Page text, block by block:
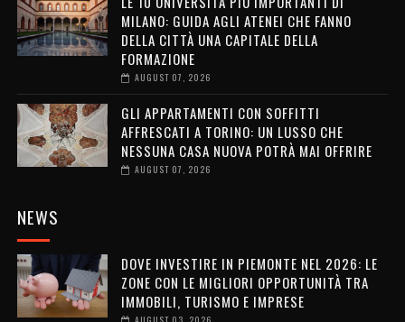
MILANO: GUIDA AGLI ATENEI CHE FANNO
DELLA CITTÀ UNA CAPITALE DELLA
FORMAZIONE
AUGUST 07, 2026
GLI APPARTAMENTI CON SOFFITTI
AFFRESCATI A TORINO: UN LUSSO CHE
NESSUNA CASA NUOVA POTRÀ MAI OFFRIRE
AUGUST 07, 2026
NEWS
DOVE INVESTIRE IN PIEMONTE NEL 2026: LE
ZONE CON LE MIGLIORI OPPORTUNITÀ TRA
IMMOBILI, TURISMO E IMPRESE